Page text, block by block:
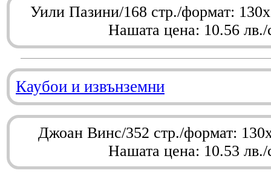
Уили Пазини/168 стр./формат:
Нашата цена: 10.56 лв./
Каубои и извънземни
Джоан Винс/352 стр./формат:
Нашата цена: 10.53 лв./